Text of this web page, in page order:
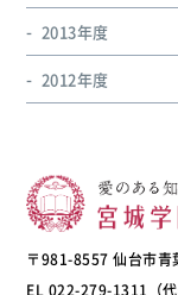
2013年度
2012年度
〒981-8557 仙台市
EL 022-279-1311（代